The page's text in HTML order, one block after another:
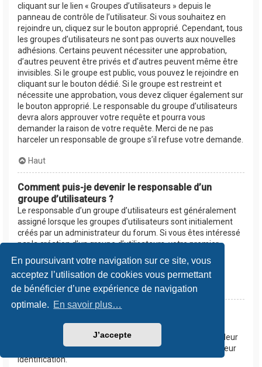
En poursuivant votre navigation sur ce site, vous
acceptez l’utilisation de cookies vous permettant
de bénéficier d’une expérience de navigation
optimale. En savoir plus…
J’accepte
cliquant sur le lien « Groupes d’utilisateurs » depuis le
panneau de contrôle de l’utilisateur. Si vous souhaitez en
rejoindre un, cliquez sur le bouton approprié. Cependant, tous
les groupes d’utilisateurs ne sont pas ouverts aux nouvelles
adhésions. Certains peuvent nécessiter une approbation,
d’autres peuvent être privés et d’autres peuvent même être
invisibles. Si le groupe est public, vous pouvez le rejoindre en
cliquant sur le bouton dédié. Si le groupe est restreint et
nécessite une approbation, vous devez cliquer également sur
le bouton approprié. Le responsable du groupe d’utilisateurs
devra alors approuver votre requête et pourra vous
demander la raison de votre requête. Merci de ne pas
harceler un responsable de groupe s’il refuse votre demande.
Haut
Comment puis-je devenir le responsable d’un
groupe d’utilisateurs ?
Le responsable d’un groupe d’utilisateurs est généralement
assigné lorsque les groupes d’utilisateurs sont initialement
créés par un administrateur du forum. Si vous êtes intéressé
par la création d’un groupe d’utilisateurs, votre premier
contact devrait être un administrateur. Essayez de le
contacter en lui envoyant un message privé.
Haut
apparaissent dans une couleur différente ?
Les administrateurs du forum peuvent assigner une couleur
aux membres d’un groupe d’utilisateurs afin de faciliter leur
identification.